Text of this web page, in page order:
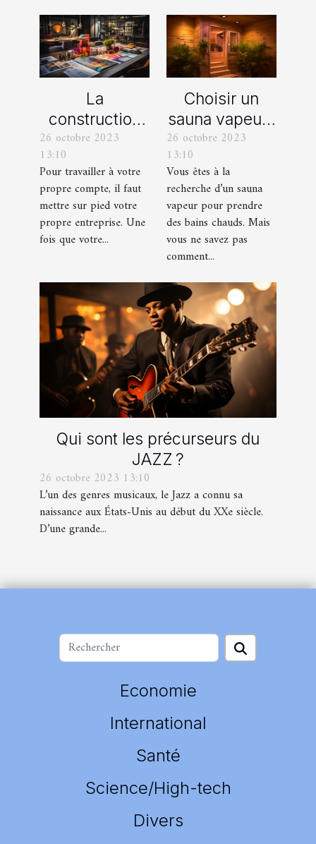
La
construction
d’une identité
d’entreprise :
que faut-il en
savoir ?
26 octobre 2023
13:10
Pour travailler à votre
propre compte, il faut
mettre sur pied votre
propre entreprise. Une
fois que votre...
Choisir un
sauna vapeur :
comment s’y
prendre ?
26 octobre 2023
13:10
Vous êtes à la
recherche d’un sauna
vapeur pour prendre
des bains chauds. Mais
vous ne savez pas
comment...
Qui sont les précurseurs du
JAZZ ?
26 octobre 2023 13:10
L’un des genres musicaux, le Jazz a connu sa
naissance aux États-Unis au début du XXe siècle.
D’une grande...
Economie
International
Santé
Science/High-tech
Divers